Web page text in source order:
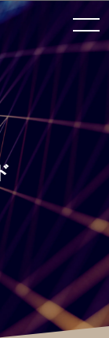
toggle
navigation